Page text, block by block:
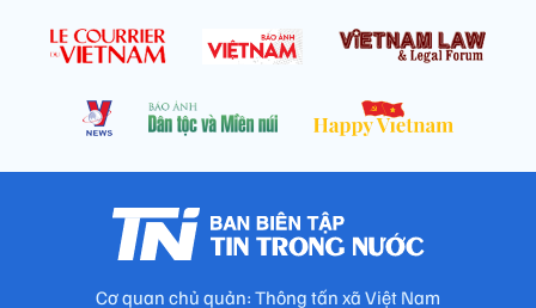
Cơ quan chủ quản: Thông tấn xã Việt Nam